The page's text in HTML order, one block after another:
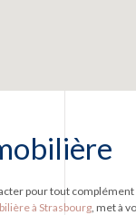
pour tout
à Strasbourg , met à